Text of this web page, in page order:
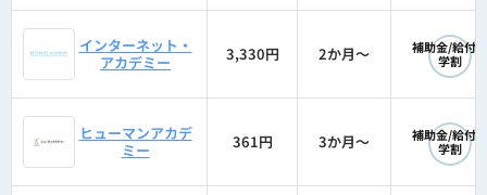
インターネット・
アカデミー
3,330円 2か月〜 ◯
補助金/給付金
学割
ヒューマンアカデ
ミー
361円 3か月〜 ◯
補助金/給付金
学割